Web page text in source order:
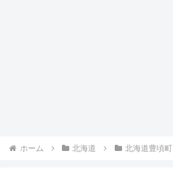
ホーム 北海道 北海道豊頃町